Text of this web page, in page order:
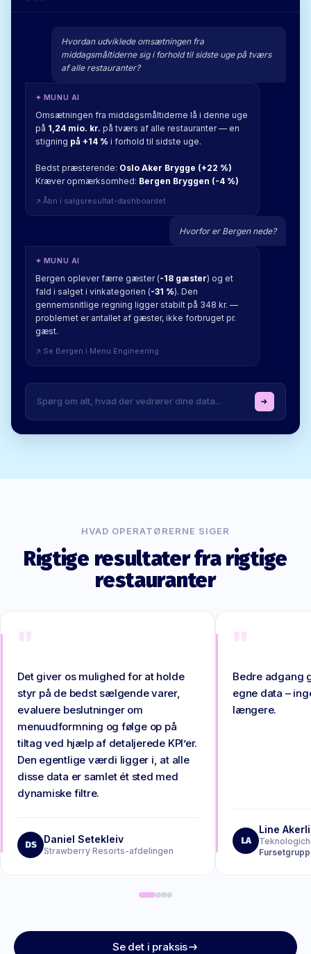
Hvordan udviklede omsætningen fra
middagsmåltiderne sig i forhold til sidste uge på tværs
af alle restauranter?
✦ MUNU AI
Omsætningen fra middagsmåltiderne lå i denne uge
på 1,24 mio. kr. på tværs af alle restauranter — en
stigning på +14 % i forhold til sidste uge.
Bedst præsterende: Oslo Aker Brygge (+22 %)
Kræver opmærksomhed: Bergen Bryggen (-4 %)
↗ Åbn i salgsresultat-dashboardet
Hvorfor er Bergen nede?
✦ MUNU AI
Bergen oplever færre gæster (-18 gæster) og et
fald i salget i vinkategorien (-31 %). Den
gennemsnitlige regning ligger stabilt på 348 kr. —
problemet er antallet af gæster, ikke forbruget pr.
gæst.
↗ Se Bergen i Menu Engineering
Spørg om alt, hvad der vedrører dine data...
HVAD OPERATØRERNE SIGER
Rigtige resultater fra rigtige
restauranter
"
Det giver os mulighed for at holde
styr på de bedst sælgende varer,
evaluere beslutninger om
menuudformning og følge op på
tiltag ved hjælp af detaljerede KPI’er.
Den egentlige værdi ligger i, at alle
disse data er samlet ét sted med
dynamiske filtre.
DS Daniel Setekleiv
Strawberry Resorts-afdelingen
"
Bedre adgang
egne data –
længere.
LA
Line
Se det i praksis